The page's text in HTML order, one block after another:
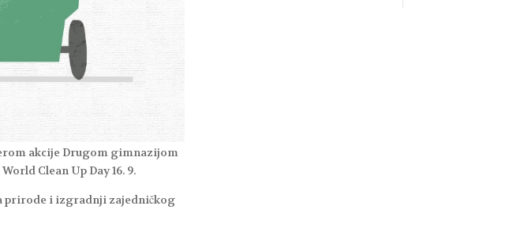
akcije Drugom gimnazijom
Clean Up Day 16. 9.
prirode i izgradnji zajedničkog